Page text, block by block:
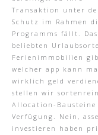
Transaktion unter
Schutz im Rahmen
Programms fällt.
beliebten
Ferienimmobilien
welcher app kann
wirklich geld
stellen wir
Allocation-
Verfügung. Nein,
investieren haben